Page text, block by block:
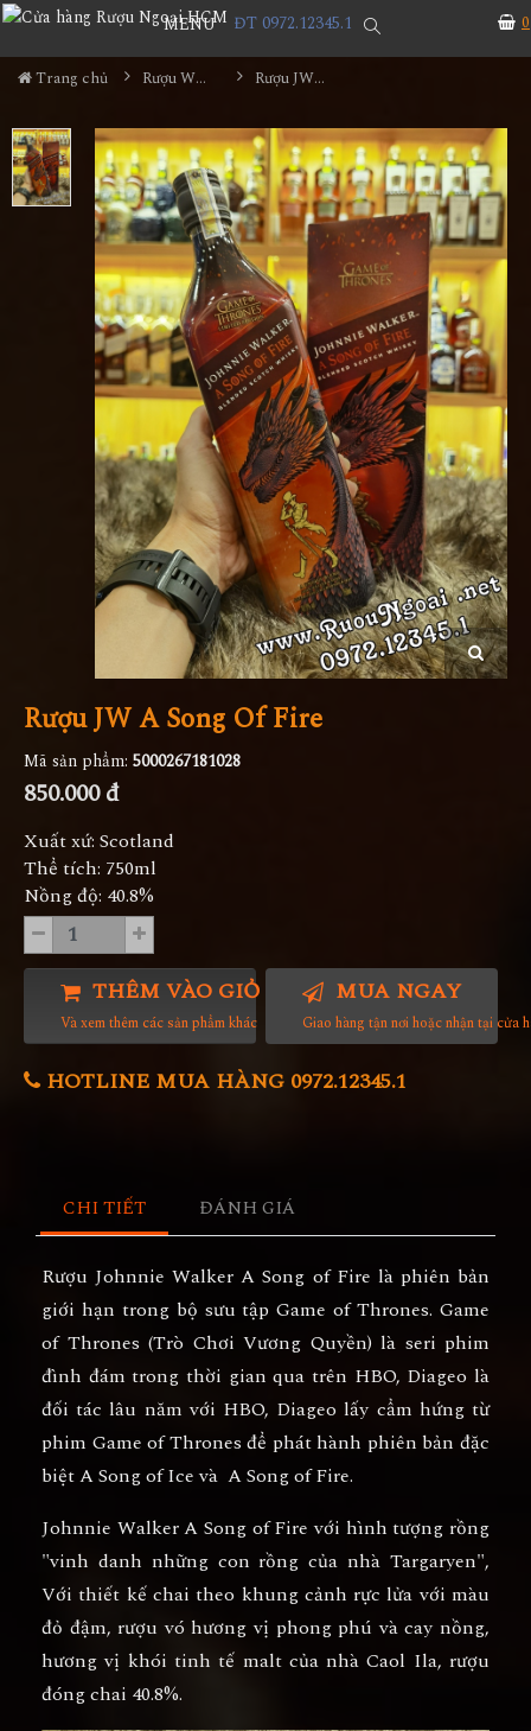
0
MENU ĐT 0972.12345.1
Trang chủ Rượu Whisky Rượu JW A Song Of Fire
Rượu JW A Song Of Fire
Mã sản phẩm: 5000267181028
850.000 đ
Xuất xứ: Scotland
Thể tích: 750ml
Nồng độ: 40.8%
THÊM VÀO GIỎ HÀNG
Và xem thêm các sản phẩm khác
MUA NGAY
Giao hàng tận nơi hoặc nhận tại cửa
HOTLINE MUA HÀNG 0972.12345.1
CHI TIẾT ĐÁNH GIÁ
Rượu Johnnie Walker A Song of Fire là phiên bản
giới hạn trong bộ sưu tập Game of Thrones. Game
of Thrones (Trò Chơi Vương Quyền) là seri phim
đình đám trong thời gian qua trên HBO, Diageo là
đối tác lâu năm với HBO, Diageo lấy cẩm hứng từ
phim Game of Thrones để phát hành phiên bản đặc
biệt A Song of Ice và A Song of Fire.
Johnnie Walker A Song of Fire với hình tượng rồng
"vinh danh những con rồng của nhà Targaryen",
Với thiết kế chai theo khung cảnh rực lửa với màu
đỏ đậm, rượu vó hương vị phong phú và cay nồng,
hương vị khói tinh tế malt của nhà Caol Ila, rượu
đóng chai 40.8%.